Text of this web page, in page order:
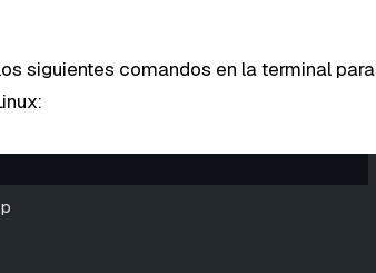
siguientes comandos en la terminal para